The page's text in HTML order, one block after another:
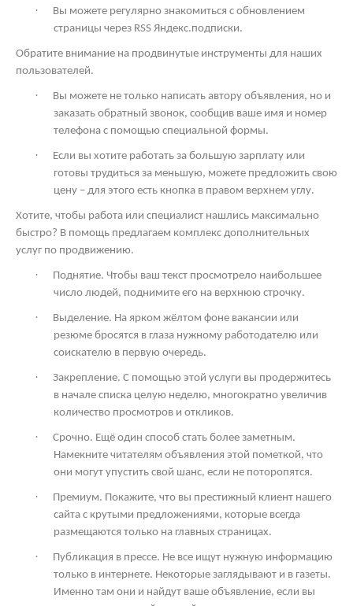
·
Вы можете регулярно знакомиться с обновлением
страницы через RSS Яндекс.подписки.
Обратите внимание на продвинутые инструменты для наших
пользователей.
·
Вы можете не только написать автору объявления, но и
заказать обратный звонок, сообщив ваше имя и номер
телефона с помощью специальной формы.
·
Если вы хотите работать за большую зарплату или
готовы трудиться за меньшую, можете предложить свою
цену – для этого есть кнопка в правом верхнем углу.
Хотите, чтобы работа или специалист нашлись максимально
быстро? В помощь предлагаем комплекс дополнительных
услуг по продвижению.
·
Поднятие. Чтобы ваш текст просмотрело наибольшее
число людей, поднимите его на верхнюю строчку.
·
Выделение. На ярком жёлтом фоне вакансии или
резюме бросятся в глаза нужному работодателю или
соискателю в первую очередь.
·
Закрепление. С помощью этой услуги вы продержитесь
в начале списка целую неделю, многократно увеличив
количество просмотров и откликов.
·
Срочно. Ещё один способ стать более заметным.
Намекните читателям объявления этой пометкой, что
они могут упустить свой шанс, если не поторопятся.
·
Премиум. Покажите, что вы престижный клиент нашего
сайта с крутыми предложениями, которые всегда
размещаются только на главных страницах.
·
Публикация в прессе. Не все ищут нужную информацию
только в интернете. Некоторые заглядывают и в газеты.
Именно там они и найдут ваше объявление, если вы